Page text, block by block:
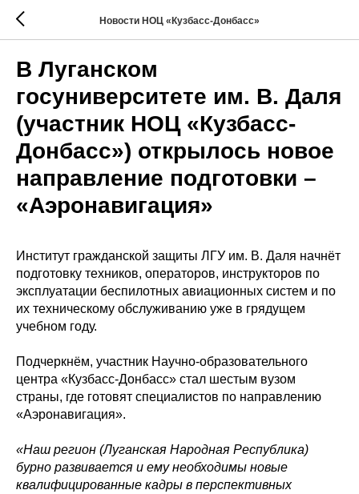
Новости НОЦ «Кузбасс-Донбасс»
В Луганском
госуниверситете им. В. Даля
(участник НОЦ «Кузбасс-
Донбасс») открылось новое
направление подготовки –
«Аэронавигация»
Институт гражданской защиты ЛГУ им. В. Даля начнёт
подготовку техников, операторов, инструкторов по
эксплуатации беспилотных авиационных систем и по
их техническому обслуживанию уже в грядущем
учебном году.
Подчеркнём, участник Научно-образовательного
центра «Кузбасс-Донбасс» стал шестым вузом
страны, где готовят специалистов по направлению
«Аэронавигация».
«Наш регион (Луганская Народная Республика)
бурно развивается и ему необходимы новые
квалифицированные кадры в перспективных